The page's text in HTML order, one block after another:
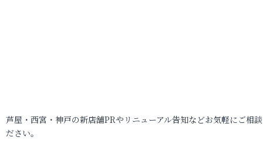
芦屋・西宮・神戸の新店舗PRやリニューアル告知などお気軽にご相
ださい。